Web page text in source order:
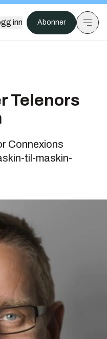
inn Abonner
Telenors
Connexions
til-maskin-